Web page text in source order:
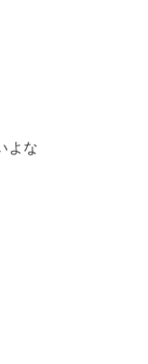
よな